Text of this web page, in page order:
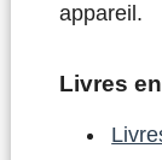
appareil.
Livres